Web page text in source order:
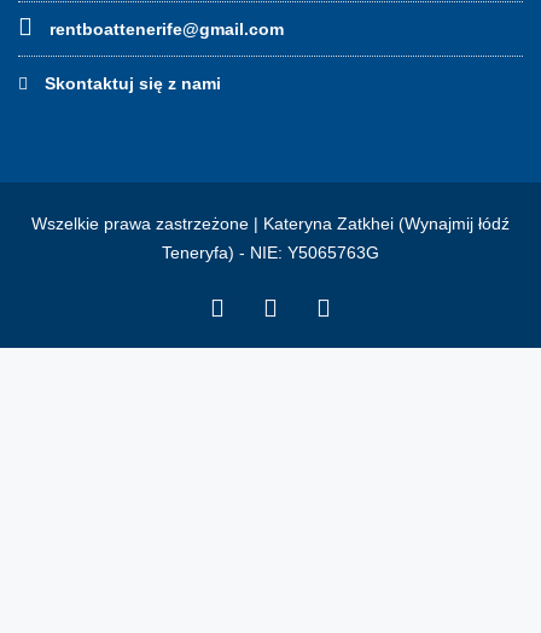
rentboattenerife@gmail.com
Skontaktuj się z nami
Wszelkie prawa zastrzeżone | Kateryna Zatkhei (Wynajmij łódź
Teneryfa) - NIE: Y5065763G